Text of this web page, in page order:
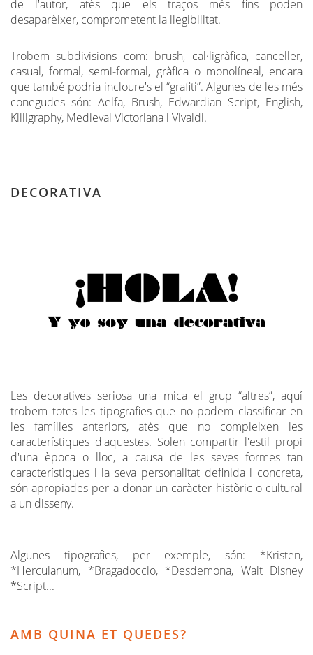
de l'autor, atès que els traços més fins poden
desaparèixer, comprometent la llegibilitat.
Trobem subdivisions com: brush, cal·ligràfica, canceller,
casual, formal, semi-formal, gràfica o monolíneal, encara
que també podria incloure's el “grafiti”. Algunes de les més
conegudes són: Aelfa, Brush, Edwardian Script, English,
Killigraphy, Medieval Victoriana i Vivaldi.
DECORATIVA
Les decoratives seriosa una mica el grup “altres”, aquí
trobem totes les tipografies que no podem classificar en
les famílies anteriors, atès que no compleixen les
característiques d'aquestes. Solen compartir l'estil propi
d'una època o lloc, a causa de les seves formes tan
característiques i la seva personalitat definida i concreta,
són apropiades per a donar un caràcter històric o cultural
a un disseny.
Algunes tipografies, per exemple, són: *Kristen,
*Herculanum, *Bragadoccio, *Desdemona, Walt Disney
*Script...
AMB QUINA ET QUEDES?